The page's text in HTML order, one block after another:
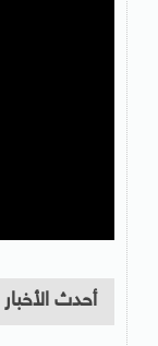
أحدث الأخبار